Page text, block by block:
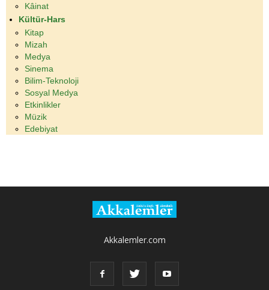
Kâinat
Kültür-Hars
Kitap
Mizah
Medya
Sinema
Bilim-Teknoloji
Sosyal Medya
Etkinlikler
Müzik
Edebiyat
Akkalemler.com